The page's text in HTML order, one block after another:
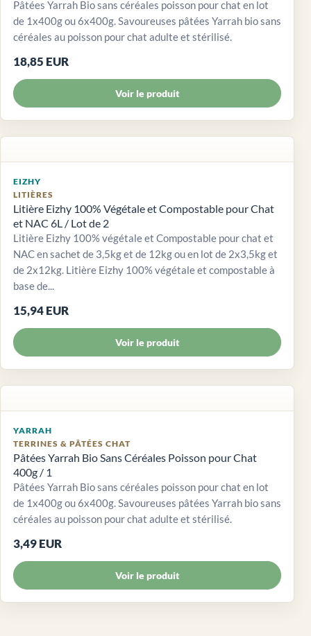
Pâtées Yarrah Bio sans céréales poisson pour chat en lot
de 1x400g ou 6x400g. Savoureuses pâtées Yarrah bio sans
céréales au poisson pour chat adulte et stérilisé.
18,85 EUR
Voir le produit
EIZHY
LITIÈRES
Litière Eizhy 100% Végétale et Compostable pour Chat
et NAC 6L / Lot de 2
Litière Eizhy 100% végétale et Compostable pour chat et
NAC en sachet de 3,5kg et de 12kg ou en lot de 2x3,5kg et
de 2x12kg. Litière Eizhy 100% végétale et compostable à
base de...
15,94 EUR
Voir le produit
YARRAH
TERRINES & PÂTÉES CHAT
Pâtées Yarrah Bio Sans Céréales Poisson pour Chat
400g / 1
Pâtées Yarrah Bio sans céréales poisson pour chat en lot
de 1x400g ou 6x400g. Savoureuses pâtées Yarrah bio sans
céréales au poisson pour chat adulte et stérilisé.
3,49 EUR
Voir le produit